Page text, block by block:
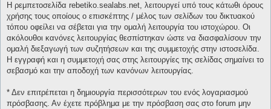
Η ρεμπετοσελίδα rebetiko.sealabs.net, λειτουργεί υπό τους κάτωθι όρους
χρήσης τους οποίους ο επισκέπτης / μέλος των σελίδων του δικτυακού
τόπου οφείλει να σέβεται για την ομαλή λειτουργία του ιστοχώρου. Οι
ακόλουθοι κανόνες λειτουργίας θεσπίστηκαν ώστε να διασφαλίσουν την
ομαλή διεξαγωγή των συζητήσεων και της συμμετοχής στην ιστοσελίδα.
Η εγγραφή και η συμμετοχή σας στης λειτουργίες της σελίδας σημαίνει το
σεβασμό και την αποδοχή των κανόνων λειτουργίας.
* Δεν επιτρέπεται η δημιουργία περισσότερων του ενός λογαριασμού
πρόσβασης. Αν έχετε πρόβλημα με την πρόσβαση σας στο forum μην